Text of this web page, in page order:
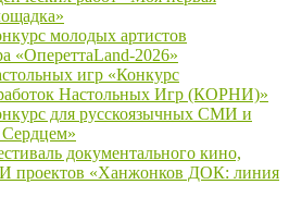
молодых артистов
«ОпереттаLand-2026»
игр «Конкурс
Настольных Игр (КОРНИ)»
для русскоязычных СМИ и
документального кино,
проектов «Ханжонков ДОК: линия